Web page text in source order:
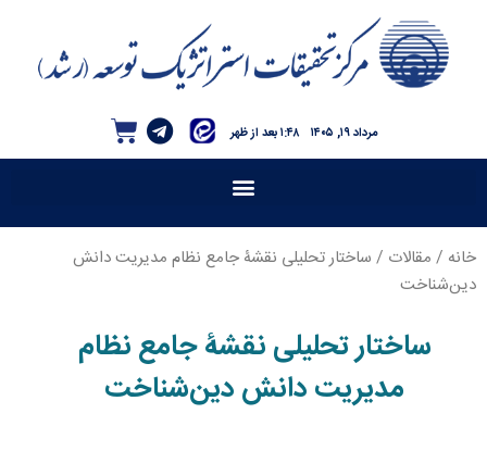
۱:۴۸ بعد از ظهر مرداد ۱۹, ۱۴۰۵
خانه / مقالات / ساختار تحلیلی نقشۀ جامع نظام مدیریت دانش
دین‌شناخت
ساختار تحلیلی نقشۀ جامع نظام
مدیریت دانش دین‌شناخت